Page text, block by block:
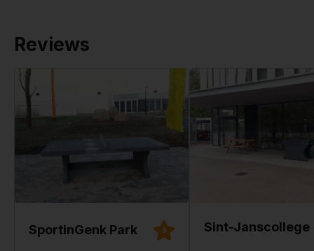
Reviews
SportinGenk Park 9 Sint-Janscollege